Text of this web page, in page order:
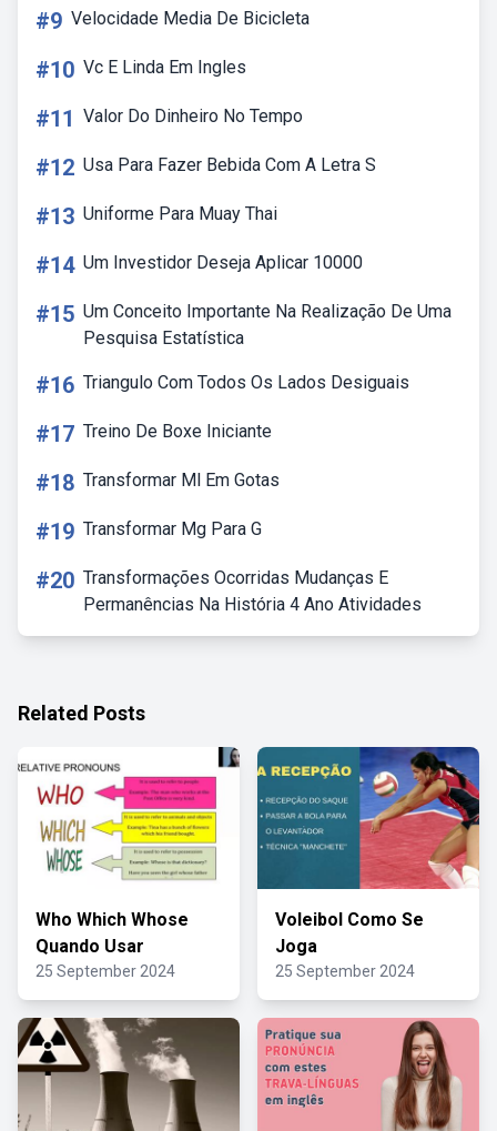
#9 Velocidade Media De Bicicleta
#10 Vc E Linda Em Ingles
#11 Valor Do Dinheiro No Tempo
#12 Usa Para Fazer Bebida Com A Letra S
#13 Uniforme Para Muay Thai
#14 Um Investidor Deseja Aplicar 10000
#15 Um Conceito Importante Na Realização De Uma
Pesquisa Estatística
#16 Triangulo Com Todos Os Lados Desiguais
#17 Treino De Boxe Iniciante
#18 Transformar Ml Em Gotas
#19 Transformar Mg Para G
#20 Transformações Ocorridas Mudanças E
Permanências Na História 4 Ano Atividades
Related Posts
Who Which Whose
Quando Usar
25 September 2024
Voleibol Como Se
Joga
25 September 2024